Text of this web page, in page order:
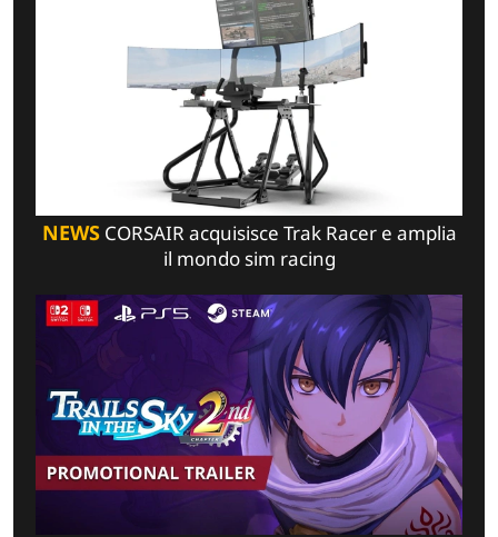
NEWSCORSAIR acquisisce Trak Racer e amplia
il mondo sim racing